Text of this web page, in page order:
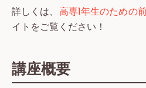
詳しくは、 高専1年生のための
イトをご覧ください！
講座概要